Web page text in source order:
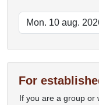
For
If you are a group or